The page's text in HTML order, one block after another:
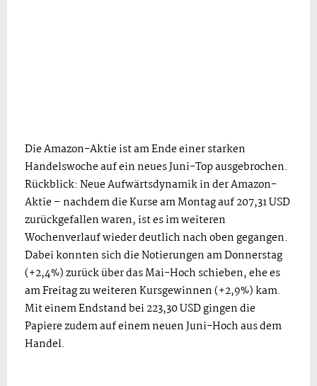
Die Amazon-Aktie ist am Ende einer starken
Handelswoche auf ein neues Juni-Top ausgebrochen.
Rückblick: Neue Aufwärtsdynamik in der Amazon-
Aktie – nachdem die Kurse am Montag auf 207,31 USD
zurückgefallen waren, ist es im weiteren
Wochenverlauf wieder deutlich nach oben gegangen.
Dabei konnten sich die Notierungen am Donnerstag
(+2,4%) zurück über das Mai-Hoch schieben, ehe es
am Freitag zu weiteren Kursgewinnen (+2,9%) kam.
Mit einem Endstand bei 223,30 USD gingen die
Papiere zudem auf einem neuen Juni-Hoch aus dem
Handel.